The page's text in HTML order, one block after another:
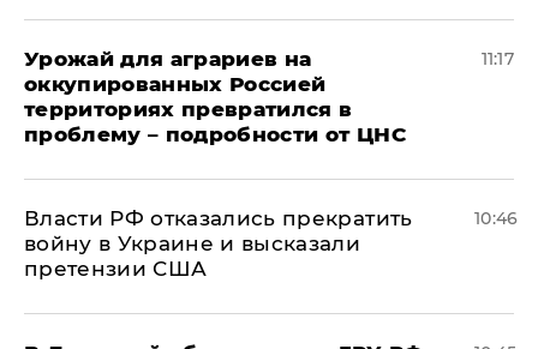
Урожай для аграриев на
оккупированных Россией
территориях превратился в
проблему – подробности от ЦНС
11:17
Власти РФ отказались прекратить
войну в Украине и высказали
претензии США
10:46